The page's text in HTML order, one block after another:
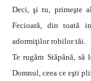
Deci, şi tu, primeşte
Fecioară, din toată
adormiţilor robilor tăi.
Te rugăm Stăpână,
Domnul, ceea ce eşti